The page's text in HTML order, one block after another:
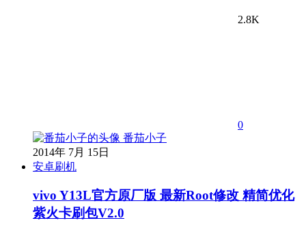
2.8K
0
番茄小子
2014年 7月 15日
安卓刷机
vivo Y13L官方原厂版 最新Root修改 精简优化
紫火卡刷包V2.0